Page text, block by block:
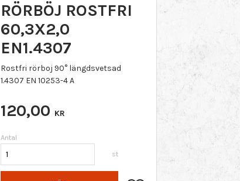
RÖRBÖJ ROSTFRI
60,3X2,0
EN1.4307
Rostfri rörboj 90° längdsvetsad
1.4307 EN 10253-4 A
120,00 KR
Antal
st